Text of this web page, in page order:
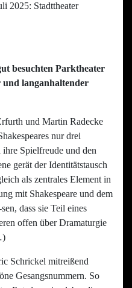
2025: Stadttheater
besuchten Parktheater
langanhaltender
und Martin Radecke
nur drei
Spielfreude und den
gerät der Identitätstausch
als zentrales Element in
mit Shakespeare und dem
dass sie Teil eines
offen über Dramaturgie
Schrickel mitreißend
Gesangsnummern. So